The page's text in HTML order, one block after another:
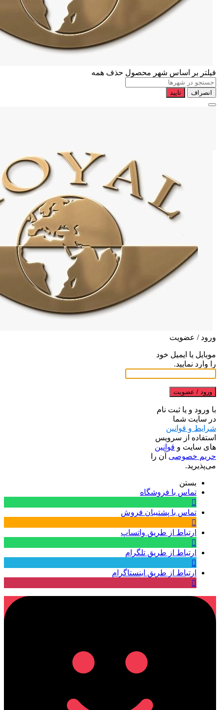
فیلتر بر اساس شهر محصول حذف همه
انصراف تایید
ورود / عضویت
موبایل یا ایمیل خود
را وارد نمایید.
ورود / عضویت
با ورود و یا ثبت نام
در سایت شما
شرایط و قوانین
استفاده از سرویس
های سایت و قوانین
حریم خصوصی آن را
می‌پذیرید.
بستن
تماس با فروشگاه
تماس با پشتیبان فروش
ارتباط از طریق واتساپ
ارتباط از طریق تلگرام
ارتباط از طریق اینستاگرام